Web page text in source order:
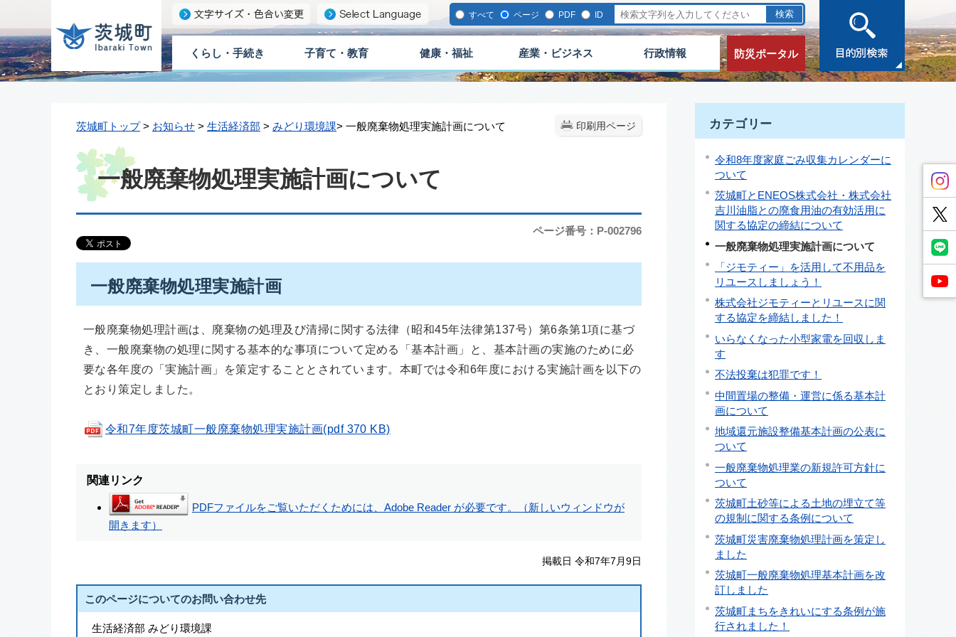
すべて ページ PDF ID
くらし・手続き 子育て・教育 健康・福祉 産業・ビジネス 行政情報 防災ポータル
印刷用ページ
茨城町トップ> お知らせ > 生活経済部 > みどり環境課> 一般廃棄物処理実施計画について
一般廃棄物処理実施計画について
ページ番号：P-002796
一般廃棄物処理実施計画
一般廃棄物処理計画は、廃棄物の処理及び清掃に関する法律（昭和45年法律第137号）第6条第1項に基づ
き、一般廃棄物の処理に関する基本的な事項について定める「基本計画」と、基本計画の実施のために必
要な各年度の「実施計画」を策定することとされています。本町では令和6年度における実施計画を以下の
とおり策定しました。
令和7年度茨城町一般廃棄物処理実施計画(pdf 370 KB)
関連リンク
PDFファイルをご覧いただくためには、Adobe Reader が必要です。（新しいウィンドウが
開きます）
掲載日 令和7年7月9日
このページについてのお問い合わせ先
生活経済部 みどり環境課
カテゴリー
令和8年度家庭ごみ収集カレンダーに
ついて
茨城町とENEOS株式会社・株式会社
吉川油脂との廃食用油の有効活用に
関する協定の締結について
一般廃棄物処理実施計画について
「ジモティー」を活用して不用品を
リユースしましょう！
株式会社ジモティーとリユースに関
する協定を締結しました！
いらなくなった小型家電を回収しま
す
不法投棄は犯罪です！
中間置場の整備・運営に係る基本計
画について
地域還元施設整備基本計画の公表に
ついて
一般廃棄物処理業の新規許可方針に
ついて
茨城町土砂等による土地の埋立て等
の規制に関する条例について
茨城町災害廃棄物処理計画を策定し
ました
茨城町一般廃棄物処理基本計画を改
訂しました
茨城町まちをきれいにする条例が施
行されました！